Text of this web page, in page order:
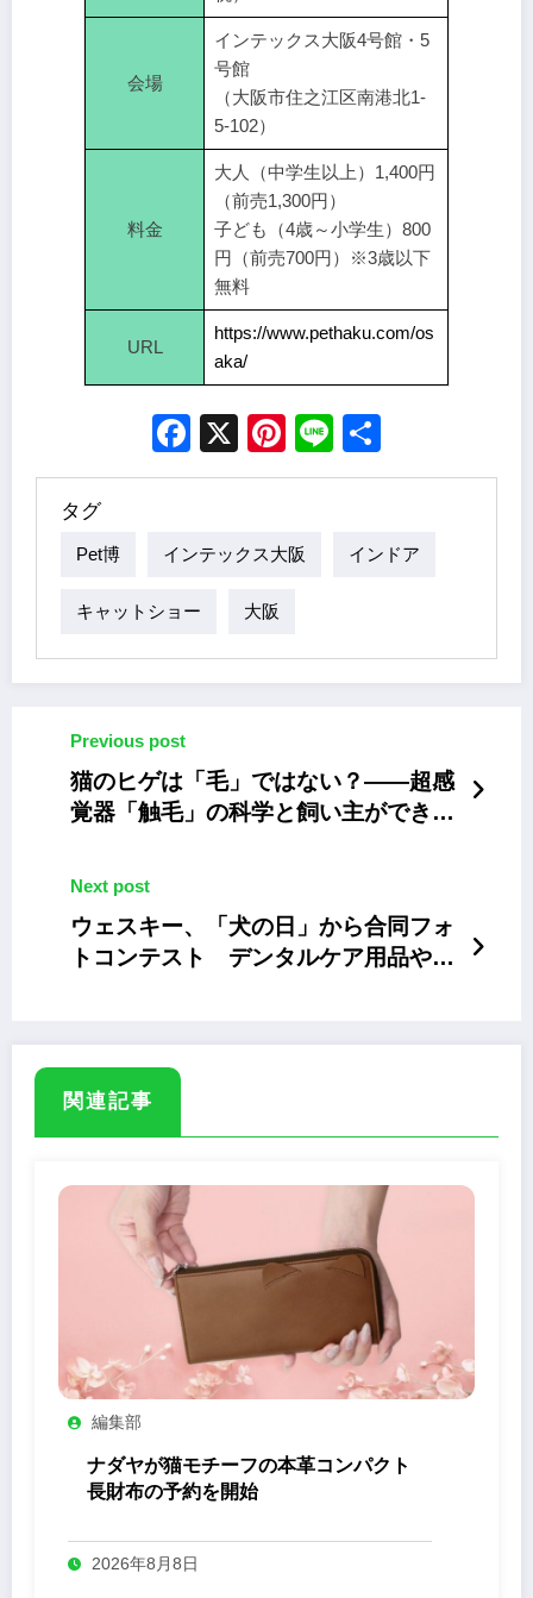
会場
インテックス大阪4号館・5
号館
（大阪市住之江区南港北1-
5-102）
料金
大人（中学生以上）1,400円
（前売1,300円）
子ども（4歳～小学生）800
円（前売700円）※3歳以下
無料
URL
https://www.pethaku.com/os
aka/
Facebook
X Pinterest
Line
タグ
Pet博 インテックス大阪 インドア
キャットショー 大阪
Previous post
猫のヒゲは「毛」ではない？――超感
覚器「触毛」の科学と飼い主ができる
Next post
ウェスキー、「犬の日」から合同フォ
トコンテスト デンタルケア用品や人
関連記事
編集部
ナダヤが猫モチーフの本革コンパクト
長財布の予約を開始
2026年8月8日